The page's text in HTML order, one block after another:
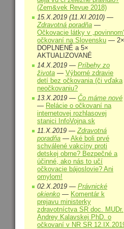
(Zem&vek Revue 2018)
15.X.2019 (11.XI.2010) —
Zdravotná poradňa —
Očkovacie látky v
očkovaní na Slovensku — 2×
DOPLNENÉ a 5×
AKTUALIZOVANÉ
14.X.2019 — Príbehy zo
života — Výborné zdravie
detí bez očkovania (či vďaka
neočkovaniu?
13.X.2019 — Čo máme nové
— Relácie o očkovaní na
internetovej rozhlasovej
stanici InfoVojna.sk
11.X.2019 —Zdravotná
poradňa — Aké boli prvé
schválené vakcíny proti
detskej obrne? Bezpečné a
účinné, ako nás to učí
očkovacie bájoslovie? Ani
omylom!
02.X.2019 — Právnické
okienko — Komentár k
prejavu ministerky
zdravotníctva SR doc. MUDr.
Andrey Kalavskej PhD. o
očkovaní v NR SR